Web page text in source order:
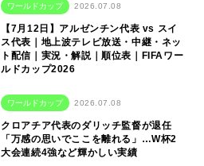
ワールドカップ 2026.07.08
【7月12日】アルゼンチン代表 vs スイ
ス代表｜地上波テレビ放送・中継・ネッ
ト配信｜実況・解説｜順位表｜FIFAワー
ルドカップ2026
ワールドカップ 2026.07.08
クロアチア代表のダリッチ監督が退任
「万感の思いでここを離れる」…W杯2
大会連続4強など輝かしい実績